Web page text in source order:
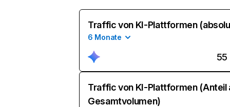
Traffic von KI-Plattformen
6 Monate
55
Traffic von KI-Plattformen (Anteil
Gesamtvolumen)